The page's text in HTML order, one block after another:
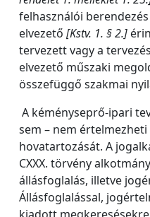
felhasználói berendezés
elvezető [Kstv. 1. § 2.]
tervezett vagy a
elvezető műszaki
összefüggő szakmai
A kéményseprő-ipari
sem – nem
hovatartozását. A
CXXX. törvény
állásfoglalás, illetve
Állásfoglalással,